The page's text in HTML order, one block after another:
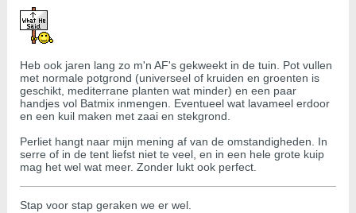
Heb ook jaren lang zo m'n AF's gekweekt in de tuin. Pot vullen
met normale potgrond (universeel of kruiden en groenten is
geschikt, mediterrane planten wat minder) en een paar
handjes vol Batmix inmengen. Eventueel wat lavameel erdoor
en een kuil maken met zaai en stekgrond.
Perliet hangt naar mijn mening af van de omstandigheden. In
serre of in de tent liefst niet te veel, en in een hele grote kuip
mag het wel wat meer. Zonder lukt ook perfect.
Stap voor stap geraken we er wel.